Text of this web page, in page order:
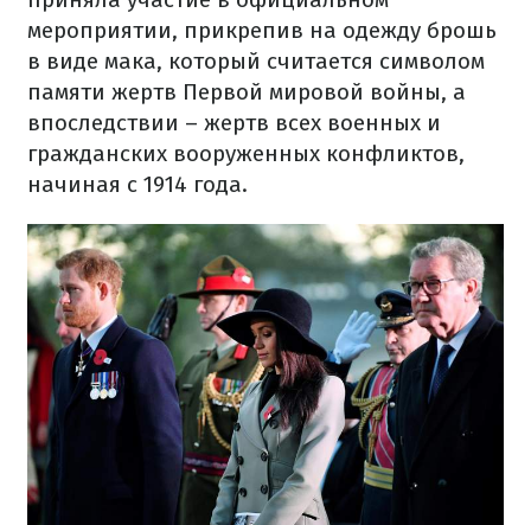
мероприятии, прикрепив на одежду брошь
в виде мака, который считается символом
памяти жертв Первой мировой войны, а
впоследствии – жертв всех военных и
гражданских вооруженных конфликтов,
начиная с 1914 года.